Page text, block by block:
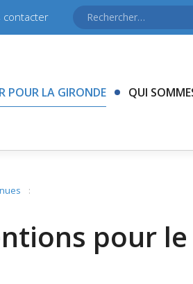
contacter
POUR LA GIRONDE QUI
:
pour